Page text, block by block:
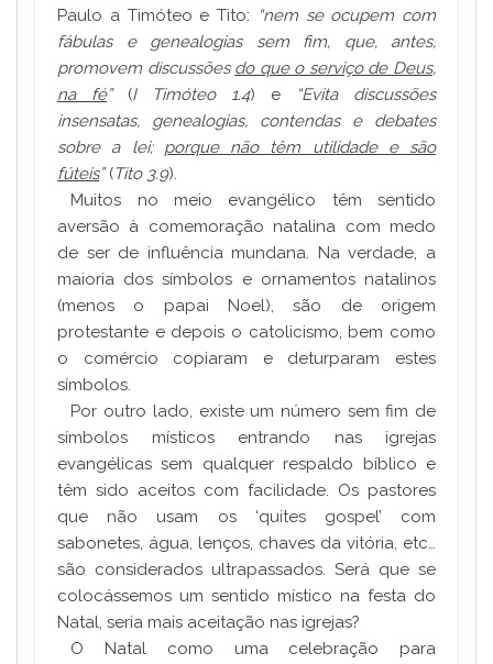
Paulo a Timóteo e Tito:
“nem se ocupem com
fábulas e genealogias sem fim, que, antes,
promovem discussões do que o serviço de Deus,
na fé”(I Timóteo 1.4) e
“Evita discussões
insensatas, genealogias, contendas e debates
sobre a lei; porque não têm utilidade e são
fúteis”(Tito 3.9).
Muitos no meio evangélico têm sentido
aversão à comemoração natalina com medo
de ser de influência mundana. Na verdade, a
maioria dos símbolos e ornamentos natalinos
(menos o papai Noel), são de origem
protestante e depois o catolicismo, bem como
o comércio copiaram e deturparam estes
símbolos.
Por outro lado, existe um número sem fim de
símbolos místicos entrando nas igrejas
evangélicas sem qualquer respaldo bíblico e
têm sido aceitos com facilidade. Os pastores
que não usam os ‘quites gospel’ com
sabonetes, água, lenços, chaves da vitória, etc…
são considerados ultrapassados. Será que se
colocássemos um sentido místico na festa do
Natal, seria mais aceitação nas igrejas?
O Natal como uma celebração para